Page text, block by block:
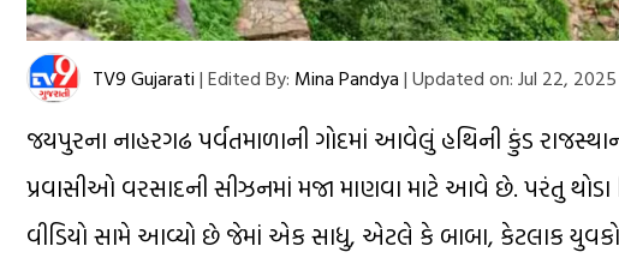
TV9 Gujarati | Edited By: Mina Pandya | Updated on: Jul 22,
જયપુરના નાહરગઢ પર્વતમાળાની ગોદમાં આવેલું હથિની કુંડ
પ્રવાસીઓ વરસાદની સીઝનમાં મજા માણવા માટે આવે છે. પરંતુ
વીડિયો સામે આવ્યો છે જેમાં એક સાધુ, એટલે કે બાબા, કેટલાક